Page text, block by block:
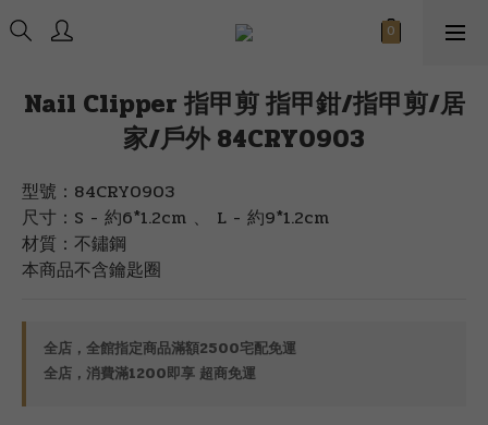
Nail Clipper 指甲剪 指甲鉗/指甲剪/居
家/戶外 84CRY0903
型號：84CRY0903
尺寸：S - 約6*1.2cm 、 L - 約9*1.2cm
材質：不鏽鋼
本商品不含鑰匙圈
全店，全館指定商品滿額2500宅配免運
全店，消費滿1200即享 超商免運